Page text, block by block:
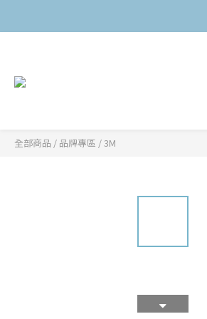
全部商品 / 品牌專區 /3M